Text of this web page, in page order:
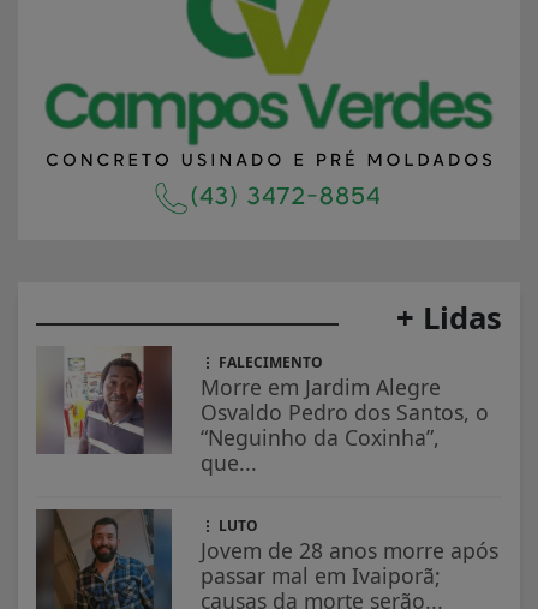
+ Lidas
FALECIMENTO
Morre em Jardim Alegre
Osvaldo Pedro dos Santos, o
“Neguinho da Coxinha”,
que...
LUTO
Jovem de 28 anos morre após
passar mal em Ivaiporã;
causas da morte serão...